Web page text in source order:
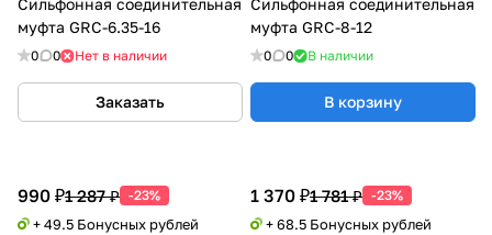
Сильфонная соединительная
муфта GRC-8-12
0 0 В наличии
В корзину
990 ₽1 287 ₽ -23%
+ 49.5 Бонусных рублей
1 370 ₽1 781 ₽ -23%
+ 68.5 Бонусных рублей
Сильфонная соединительная
муфта GRC-6.35-16
0 0 Нет в наличии
Заказать